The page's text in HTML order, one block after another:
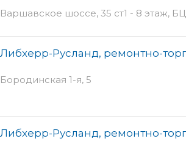
Варшавское шоссе, 35 ст1 - 8 этаж,
Либхерр-Русланд, ремонтно-
Бородинская 1-я, 5
Либхерр-Русланд, ремонтно-